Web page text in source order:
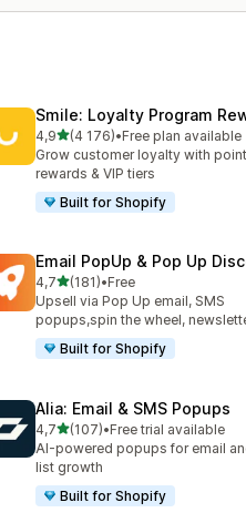
Smile: Loyalty Program
4,9av 5 stjerner
(4 176)
Totalt 4176 omtaler
•Free plan available
Grow customer loyalty with
rewards & VIP tiers
Built for Shopify
Email PopUp & Pop Up
4,7av 5 stjerner
(181)
Totalt 181 omtaler
•Free
Upsell via Pop Up email, SMS
popups,spin the wheel,
Built for Shopify
Alia: Email & SMS Popups
4,7av 5 stjerner
(107)
Totalt 107 omtaler
•Free trial available
AI-powered popups for email
list growth
Built for Shopify